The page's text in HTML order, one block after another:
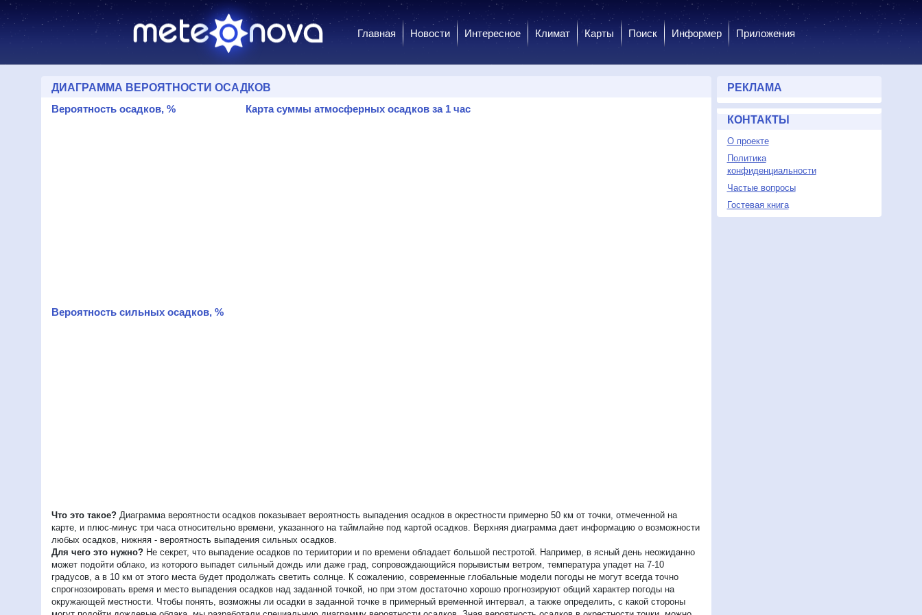
Главная Новости Интересное Климат Карты Поиск Информер Приложения
ДИАГРАММА ВЕРОЯТНОСТИ ОСАДКОВ
Вероятность осадков, %
Вероятность сильных осадков, %
Карта суммы атмосферных осадков за 1 час
Что это такое?Диаграмма вероятности осадков показывает вероятность выпадения осадков в окрестности примерно 50 км от точки, отмеченной на
карте, и плюс-минус три часа относительно времени, указанного на таймлайне под картой осадков. Верхняя диаграмма дает информацию о возможности
любых осадков, нижняя - вероятность выпадения сильных осадков.
Для чего это нужно?Не секрет, что выпадение осадков по териитории и по времени обладает большой пестротой. Например, в ясный день неожиданно
может подойти облако, из которого выпадет сильный дождь или даже град, сопровождающийся порывистым ветром, температура упадет на 7-10
градусов, а в 10 км от этого места будет продолжать светить солнце. К сожалению, современные глобальные модели погоды не могут всегда точно
спрогнозоировать время и место выпадения осадков над заданной точкой, но при этом достаточно хорошо прогнозируют общий характер погоды на
окружающей местности. Чтобы понять, возможны ли осадки в заданной точке в примерный временной интервал, а также определить, с какой стороны
РЕКЛАМА
КОНТАКТЫ
О проекте
Политика
конфиденциальности
Частые вопросы
Гостевая книга